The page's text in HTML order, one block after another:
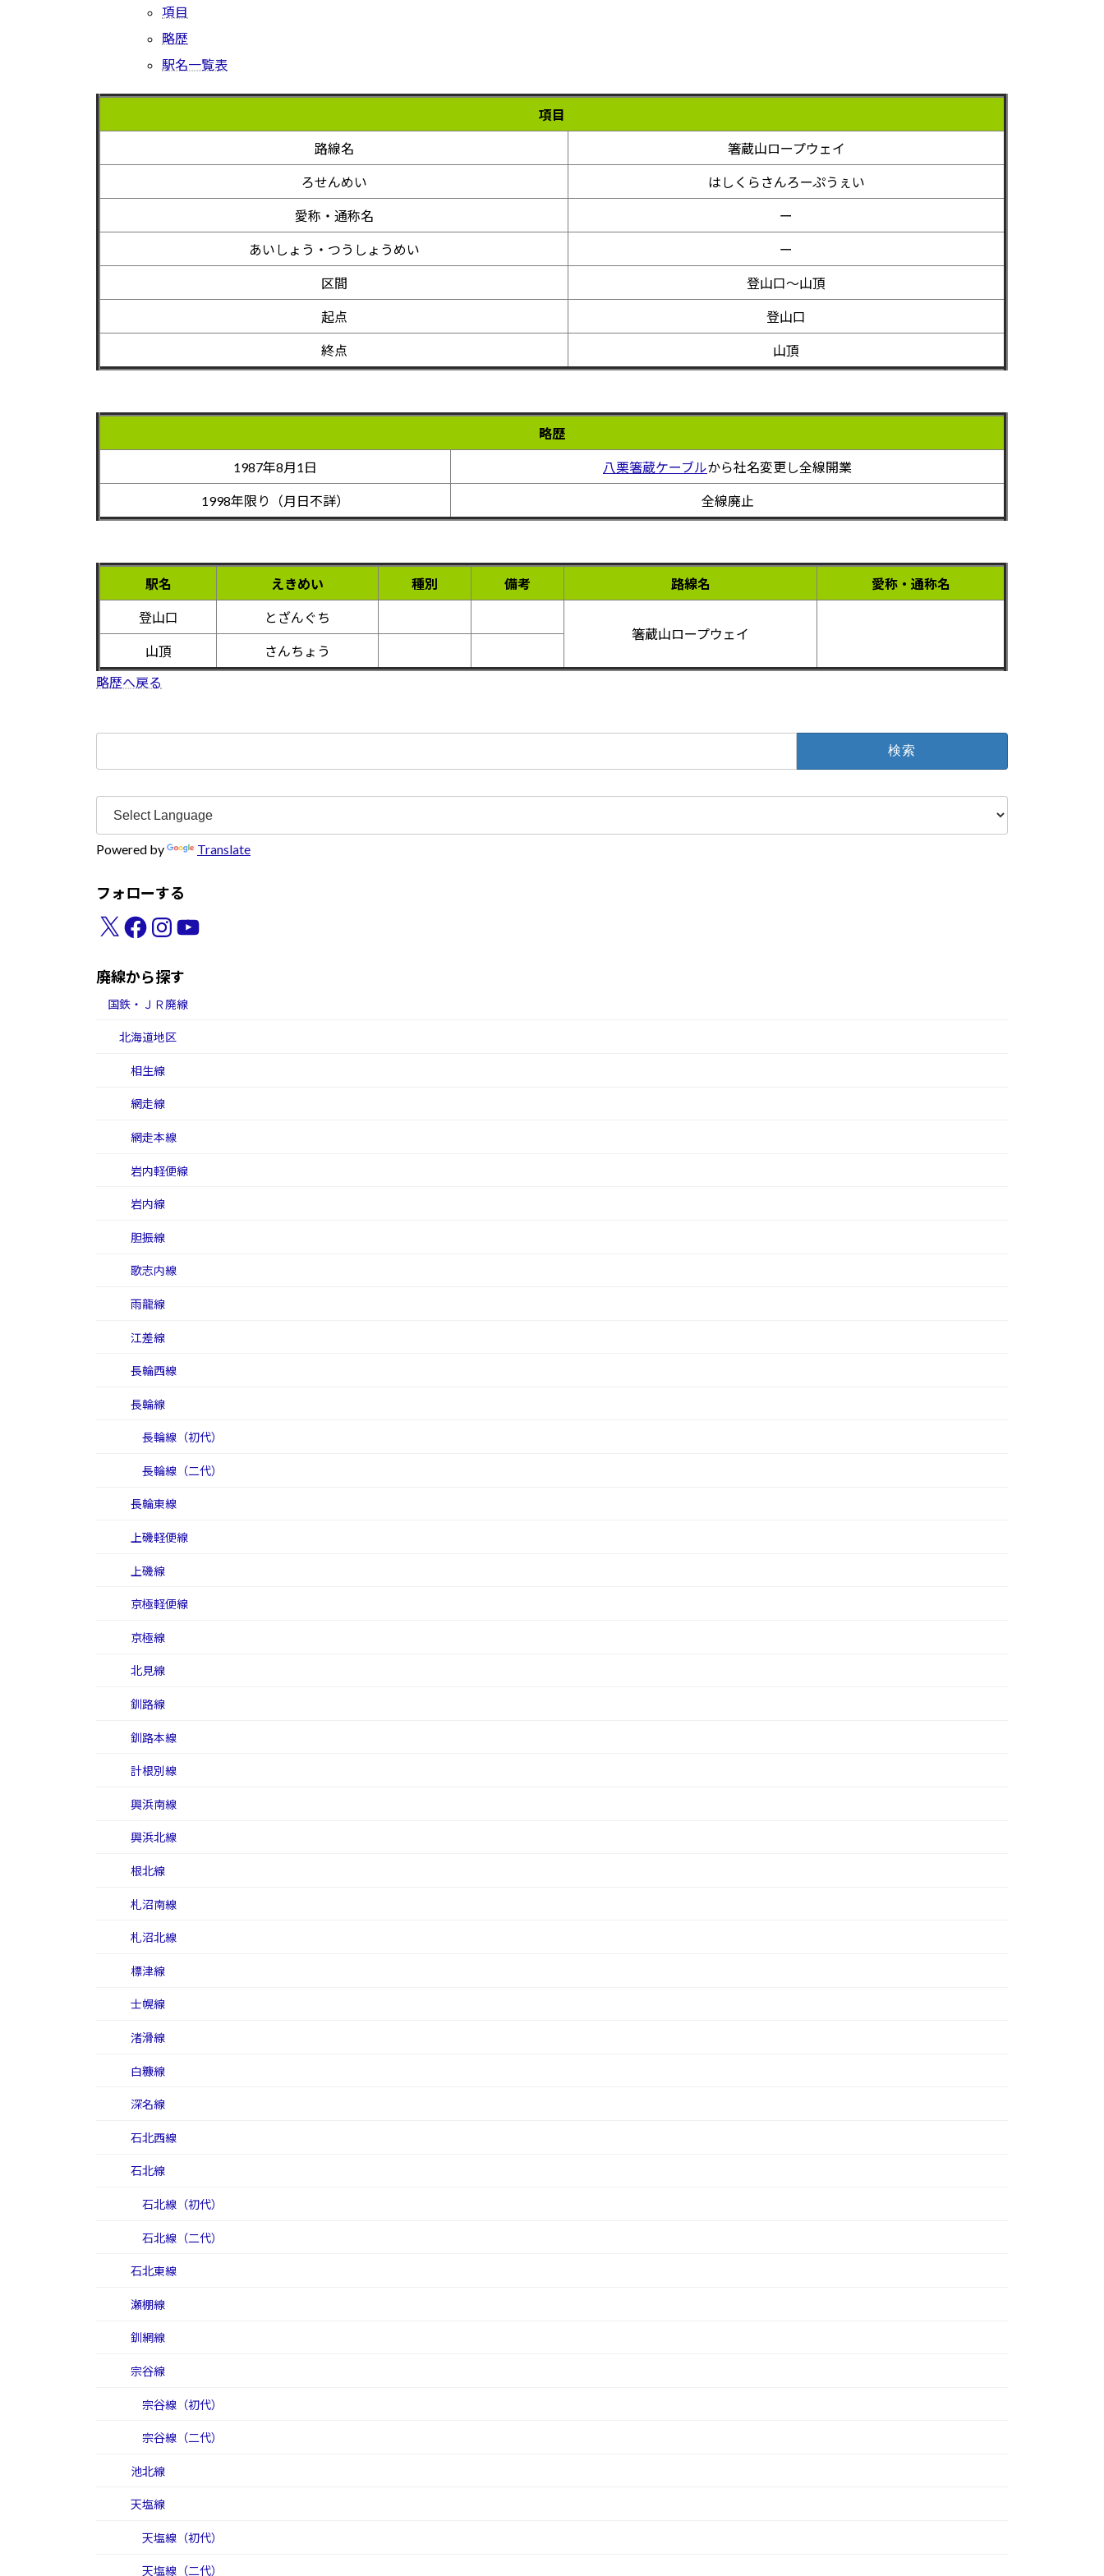
項目
略歴
駅名一覧表
項目
路線名 箸蔵山ロープウェイ
ろせんめい はしくらさんろーぷうぇい
愛称・通称名 ー
あいしょう・つうしょうめい ー
区間 登山口～山頂
起点 登山口
終点 山頂
略歴
1987年8月1日 八栗箸蔵ケーブルから社名変更し全線開業
1998年限り（月日不詳） 全線廃止
駅名 えきめい 種別 備考 路線名 愛称・通称名
登山口
とざんぐち
箸蔵山ロープウェイ
山頂
さんちょう
略歴へ戻る
Powered by Translate
フォローする
X Facebook
InstagramYouTube
廃線から探す
国鉄・ＪＲ廃線
北海道地区
相生線
網走線
網走本線
岩内軽便線
岩内線
胆振線
歌志内線
雨龍線
江差線
長輪西線
長輪線
長輪線（初代）
長輪線（二代）
長輪東線
上磯軽便線
上磯線
京極軽便線
京極線
北見線
釧路線
釧路本線
計根別線
興浜南線
興浜北線
根北線
札沼南線
札沼北線
標津線
士幌線
渚滑線
白糠線
深名線
石北西線
石北線
石北線（初代）
石北線（二代）
石北東線
瀬棚線
釧網線
宗谷線
宗谷線（初代）
宗谷線（二代）
池北線
天塩線
天塩線（初代）
天塩線（二代）